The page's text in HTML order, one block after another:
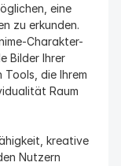
eine
zu erkunden.
Charakter-
Bilder Ihrer
Tools, die Ihrem
Raum
kreative
Nutzern